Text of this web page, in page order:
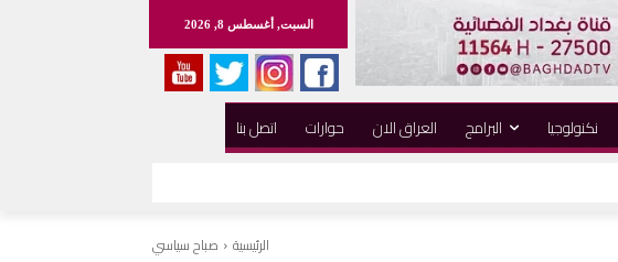
السبت, أغسطس 8, 2026
اتصل بنا حوارات العراق الان البرامج نكنولوجيا
الرئيسية صباح سياسي